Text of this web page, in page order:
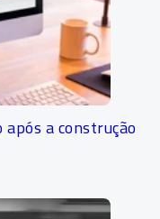
após a construção